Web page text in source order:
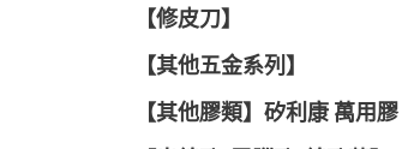
【修皮刀】
【其他五金系列】
【其他膠類】矽利康 萬用膠